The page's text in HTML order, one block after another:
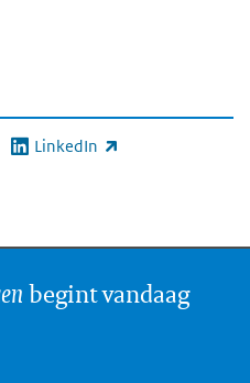
LinkedIn
(link is external)
begint vandaag